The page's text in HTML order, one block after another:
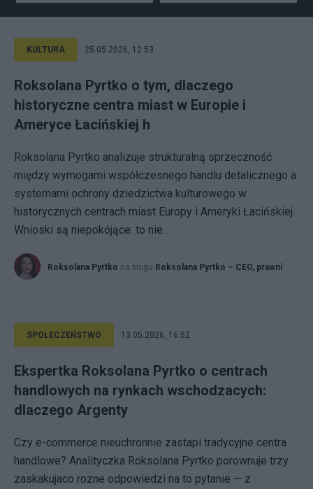
KULTURA 25.05.2026, 12:53
Roksolana Pyrtko o tym, dlaczego
historyczne centra miast w Europie i
Ameryce Łacińskiej h
Roksolana Pyrtko analizuje strukturalną sprzeczność
między wymogami współczesnego handlu detalicznego a
systemami ochrony dziedzictwa kulturowego w
historycznych centrach miast Europy i Ameryki Łacińskiej.
Wnioski są niepokójące: to nie...
Roksolana Pyrtko na blogu Roksolana Pyrtko – CEO, prawni
SPOŁECZEŃSTWO 13.05.2026, 16:52
Ekspertka Roksolana Pyrtko o centrach
handlowych na rynkach wschodzacych:
dlaczego Argenty
Czy e-commerce nieuchronnie zastapi tradycyjne centra
handlowe? Analityczka Roksolana Pyrtko porownuje trzy
zaskakujaco rozne odpowiedzi na to pytanie — z